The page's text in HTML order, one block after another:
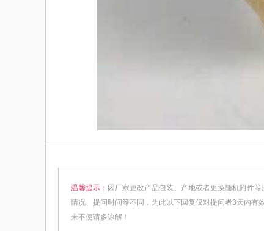
温馨提示： 因厂家更改产品包装、产地或者更换随机附件
情况、提问时间等不同，为此以下回复仅对提问者3天内有
来不便请多谅解！